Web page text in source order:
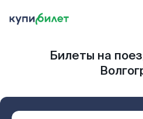
Билеты на